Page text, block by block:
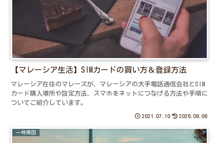
【マレーシア生活】SIMカードの買い方＆登録方法
マレーシア在住のマレーズが、マレーシアの大手電話通信会社とSIM
カード購入場所や設定方法、スマホをネットにつなげる方法や手順に
ついてご紹介しています。
2021.07.10 2026.08.06
一時帰国